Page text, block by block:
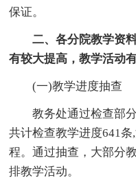
保证。
二、各分院教学资
有较大提高，教学活动有
(一)教学进度抽查
教务处通过检查部分
共计检查教学进度641
程。通过抽查，大部分
排教学活动。